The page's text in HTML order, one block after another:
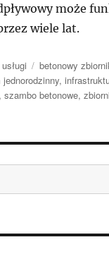
może
wiele lat.
Kategorie
usługi Tagi
betonowy
jednorodzinny,
,szambo betonowe,